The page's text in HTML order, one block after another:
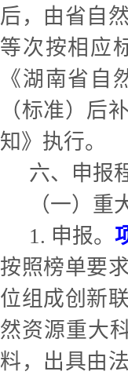
后，由省自
等次按相应
《湖南省自
（标准）后
知》执行。
六、申报
（一）重
1. 申报。
按照榜单要
位组成创新
然资源重大
料，出具由